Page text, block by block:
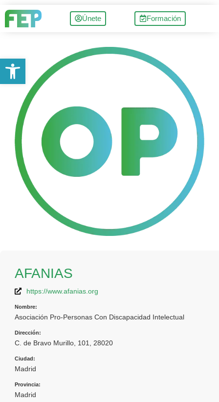
Únete Formación
AFANIAS
https://www.afanias.org
Nombre:
Asociación Pro-Personas Con Discapacidad Intelectual
Dirección:
C. de Bravo Murillo, 101, 28020
Ciudad:
Madrid
Provincia:
Madrid
Abrir barra de herramientas